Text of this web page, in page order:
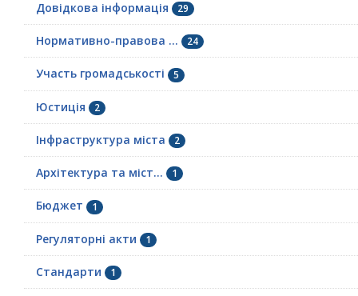
Довідкова інформація 29
Нормативно-правова ... 24
Участь громадськості 5
Юстиція 2
Інфраструктура міста 2
Архітектура та міст... 1
Бюджет 1
Регуляторні акти 1
Стандарти 1